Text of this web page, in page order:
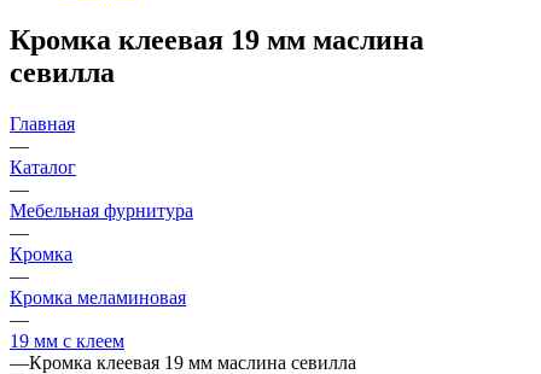
Кромка клеевая 19 мм маслина
севилла
Главная
—
Каталог
—
Мебельная фурнитура
—
Кромка
—
Кромка меламиновая
—
19 мм с клеем
—Кромка клеевая 19 мм маслина севилла